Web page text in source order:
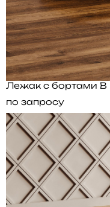
Лежак с бортами B
по запросу